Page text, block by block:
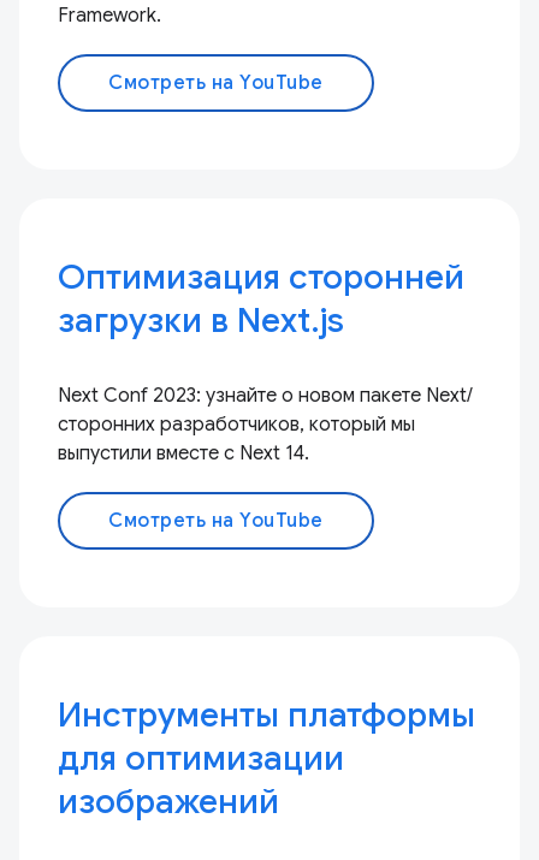
Framework.
Смотреть на YouTube
Оптимизация сторонней
загрузки в Next.js
Next Conf 2023: узнайте о новом пакете Next/
сторонних разработчиков, который мы
выпустили вместе с Next 14.
Смотреть на YouTube
Инструменты платформы
для оптимизации
изображений